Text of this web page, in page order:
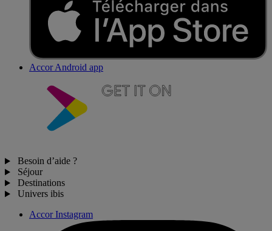
Accor Android app
Besoin d’aide ?
Séjour
Destinations
Univers ibis
Accor Instagram